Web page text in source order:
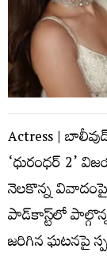
Actress |
‘ధురంధర్ 2’
నెలకొన్న
పాడ్‌కాస్ట్‌లో
జరిగిన ఘటనపై